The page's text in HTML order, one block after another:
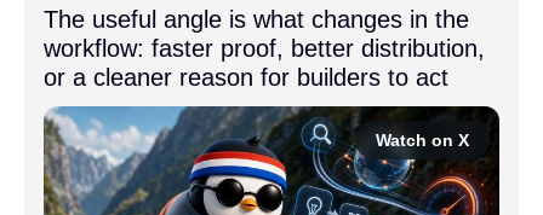
The useful angle is what changes in the
workflow: faster proof, better distribution,
or a cleaner reason for builders to act
Watch on X